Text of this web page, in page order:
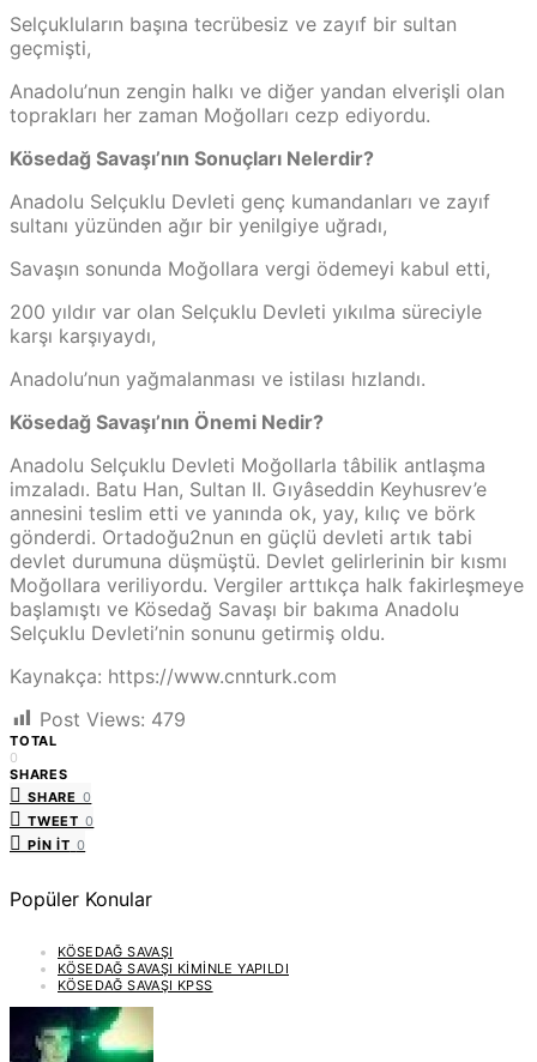
Selçukluların başına tecrübesiz ve zayıf bir sultan
geçmişti,
Anadolu’nun zengin halkı ve diğer yandan elverişli olan
toprakları her zaman Moğolları cezp ediyordu.
Kösedağ Savaşı’nın Sonuçları Nelerdir?
Anadolu Selçuklu Devleti genç kumandanları ve zayıf
sultanı yüzünden ağır bir yenilgiye uğradı,
Savaşın sonunda Moğollara vergi ödemeyi kabul etti,
200 yıldır var olan Selçuklu Devleti yıkılma süreciyle
karşı karşıyaydı,
Anadolu’nun yağmalanması ve istilası hızlandı.
Kösedağ Savaşı’nın Önemi Nedir?
Anadolu Selçuklu Devleti Moğollarla tâbilik antlaşma
imzaladı. Batu Han, Sultan II. Gıyâseddin Keyhusrev’e
annesini teslim etti ve yanında ok, yay, kılıç ve börk
gönderdi. Ortadoğu2nun en güçlü devleti artık tabi
devlet durumuna düşmüştü. Devlet gelirlerinin bir kısmı
Moğollara veriliyordu. Vergiler arttıkça halk fakirleşmeye
başlamıştı ve Kösedağ Savaşı bir bakıma Anadolu
Selçuklu Devleti’nin sonunu getirmiş oldu.
Kaynakça: https://www.cnnturk.com
Post Views: 479
TOTAL
0
SHARES
SHARE 0
TWEET 0
PIN IT 0
Popüler Konular
KÖSEDAĞ SAVAŞI
KÖSEDAĞ SAVAŞI KIMINLE YAPILDI
KÖSEDAĞ SAVAŞI KPSS